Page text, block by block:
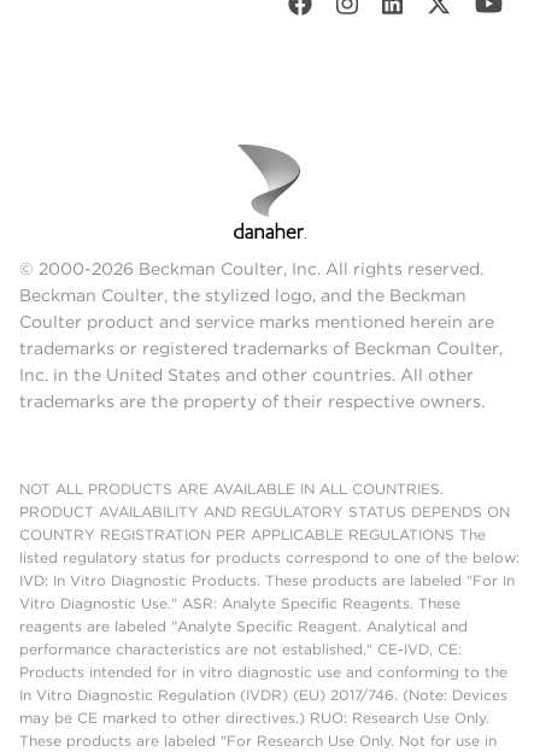
© 2000-2026 Beckman Coulter, Inc. All rights reserved.
Beckman Coulter, the stylized logo, and the Beckman
Coulter product and service marks mentioned herein are
trademarks or registered trademarks of Beckman Coulter,
Inc. in the United States and other countries. All other
trademarks are the property of their respective owners.
NOT ALL PRODUCTS ARE AVAILABLE IN ALL COUNTRIES.
PRODUCT AVAILABILITY AND REGULATORY STATUS DEPENDS ON
COUNTRY REGISTRATION PER APPLICABLE REGULATIONS The
listed regulatory status for products correspond to one of the below:
IVD: In Vitro Diagnostic Products. These products are labeled "For In
Vitro Diagnostic Use." ASR: Analyte Specific Reagents. These
reagents are labeled "Analyte Specific Reagent. Analytical and
performance characteristics are not established." CE-IVD, CE:
Products intended for in vitro diagnostic use and conforming to the
In Vitro Diagnostic Regulation (IVDR) (EU) 2017/746. (Note: Devices
may be CE marked to other directives.) RUO: Research Use Only.
These products are labeled "For Research Use Only. Not for use in